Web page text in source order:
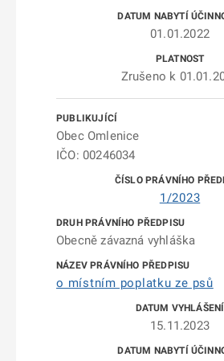
01.01.2022
Zrušeno k
Obec Omlenice
IČO: 00246034
1/2023
Obecně závazná vyhláška
o místním poplatku ze psů
15.11.2023